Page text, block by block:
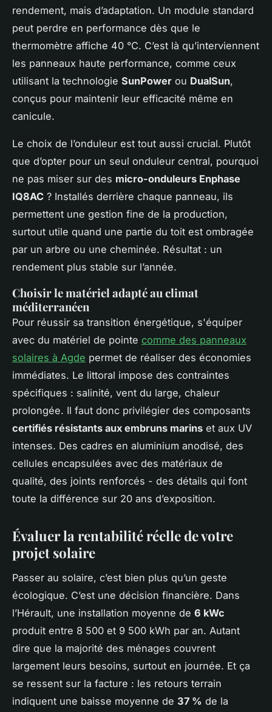
rendement, mais d’adaptation. Un module standard
peut perdre en performance dès que le
thermomètre affiche 40 °C. C’est là qu’interviennent
les panneaux haute performance, comme ceux
utilisant la technologie SunPower ou DualSun,
conçus pour maintenir leur efficacité même en
canicule.
Le choix de l’onduleur est tout aussi crucial. Plutôt
que d’opter pour un seul onduleur central, pourquoi
ne pas miser sur des micro-onduleurs Enphase
IQ8AC ? Installés derrière chaque panneau, ils
permettent une gestion fine de la production,
surtout utile quand une partie du toit est ombragée
par un arbre ou une cheminée. Résultat : un
rendement plus stable sur l’année.
Choisir le matériel adapté au climat
méditerranéen
Pour réussir sa transition énergétique, s'équiper
avec du matériel de pointe comme des panneaux
solaires à Agde permet de réaliser des économies
immédiates. Le littoral impose des contraintes
spécifiques : salinité, vent du large, chaleur
prolongée. Il faut donc privilégier des composants
certifiés résistants aux embruns marins et aux UV
intenses. Des cadres en aluminium anodisé, des
cellules encapsulées avec des matériaux de
qualité, des joints renforcés - des détails qui font
toute la différence sur 20 ans d’exposition.
Évaluer la rentabilité réelle de votre
projet solaire
Passer au solaire, c’est bien plus qu’un geste
écologique. C’est une décision financière. Dans
l’Hérault, une installation moyenne de 6 kWc
produit entre 8 500 et 9 500 kWh par an. Autant
dire que la majorité des ménages couvrent
largement leurs besoins, surtout en journée. Et ça
se ressent sur la facture : les retours terrain
indiquent une baisse moyenne de 37 % de la